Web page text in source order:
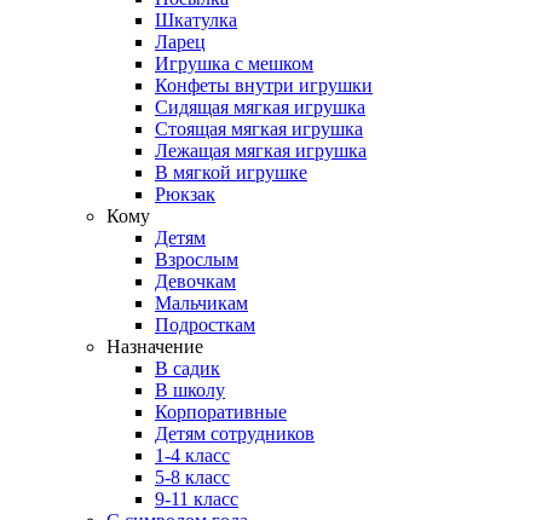
Шкатулка
Ларец
Игрушка с мешком
Конфеты внутри игрушки
Сидящая мягкая игрушка
Стоящая мягкая игрушка
Лежащая мягкая игрушка
В мягкой игрушке
Рюкзак
Кому
Детям
Взрослым
Девочкам
Мальчикам
Подросткам
Назначение
В садик
В школу
Корпоративные
Детям сотрудников
1-4 класс
5-8 класс
9-11 класс